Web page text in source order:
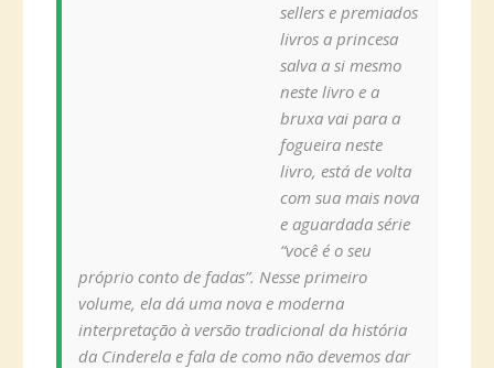
sellers e premiados
livros a princesa
salva a si mesmo
neste livro e a
bruxa vai para a
fogueira neste
livro, está de volta
com sua mais nova
e aguardada série
“você é o seu
próprio conto de fadas”. Nesse primeiro
volume, ela dá uma nova e moderna
interpretação à versão tradicional da história
da Cinderela e fala de como não devemos dar